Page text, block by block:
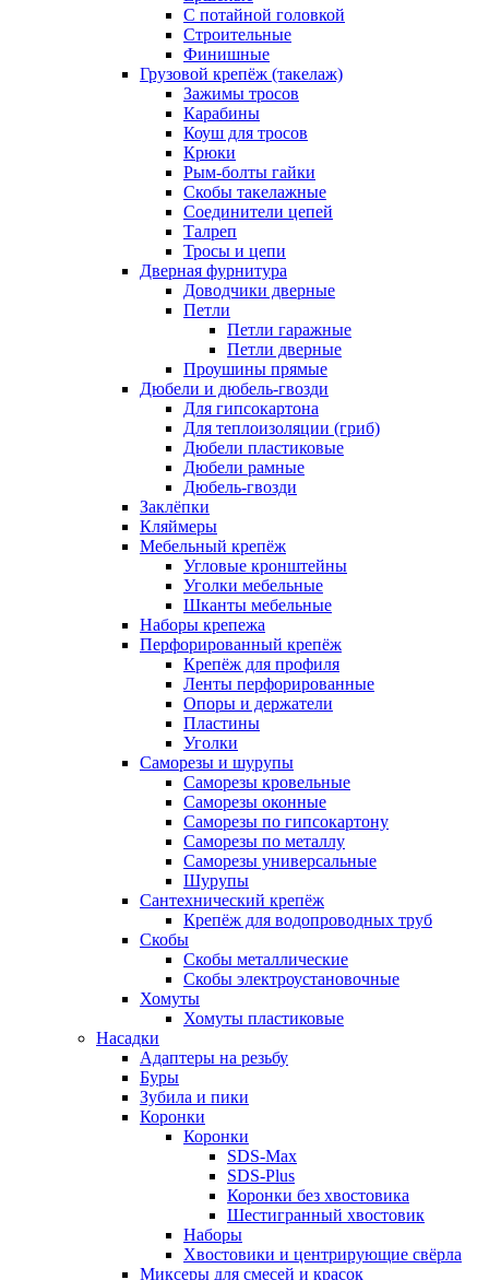
С потайной головкой
Строительные
Финишные
Грузовой крепёж (такелаж)
Зажимы тросов
Карабины
Коуш для тросов
Крюки
Рым-болты гайки
Скобы такелажные
Соединители цепей
Талреп
Тросы и цепи
Дверная фурнитура
Доводчики дверные
Петли
Петли гаражные
Петли дверные
Проушины прямые
Дюбели и дюбель-гвозди
Для гипсокартона
Для теплоизоляции (гриб)
Дюбели пластиковые
Дюбели рамные
Дюбель-гвозди
Заклёпки
Кляймеры
Мебельный крепёж
Угловые кронштейны
Уголки мебельные
Шканты мебельные
Наборы крепежа
Перфорированный крепёж
Крепёж для профиля
Ленты перфорированные
Опоры и держатели
Пластины
Уголки
Саморезы и шурупы
Саморезы кровельные
Саморезы оконные
Саморезы по гипсокартону
Саморезы по металлу
Саморезы универсальные
Шурупы
Сантехнический крепёж
Крепёж для водопроводных труб
Скобы
Скобы металлические
Скобы электроустановочные
Хомуты
Хомуты пластиковые
Насадки
Адаптеры на резьбу
Буры
Зубила и пики
Коронки
Коронки
SDS-Max
SDS-Plus
Коронки без хвостовика
Шестигранный хвостовик
Наборы
Хвостовики и центрирующие свёрла
Миксеры для смесей и красок